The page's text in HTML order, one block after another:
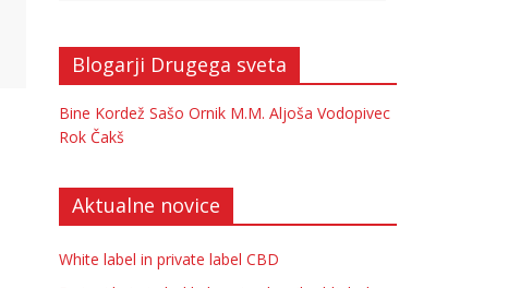
Blogarji Drugega sveta
Bine Kordež Sašo Ornik M.M. Aljoša Vodopivec
Rok Čakš
Aktualne novice
White label in private label CBD